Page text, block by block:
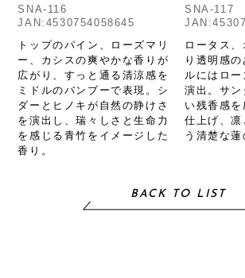
SNA-116
JAN:4530754058645
トップのパイン、ローズマリ
ー、カシスの爽やかな香りが
広がり、すっと通る清涼感を
ミドルのバンブーで表現。シ
ダーとヒノキが自然の静けさ
を演出し、瑞々しさと生命力
を感じる青竹をイメージした
香り。
SNA-117
ロータス
り透明感
ルにはロ
演出。サン
い残香感
仕上げ、
う清楚な蓮
BACK TO LIST